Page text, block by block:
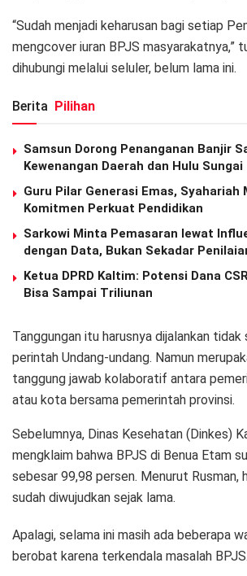
“Sudah menjadi keharusan bagi setiap
mengcover iuran BPJS masyarakatnya,”
dihubungi melalui seluler, belum lama ini.
Berita Pilihan
Samsun Dorong Penanganan Banjir
Kewenangan Daerah dan Hulu Sungai
Guru Pilar Generasi Emas, Syahariah
Komitmen Perkuat Pendidikan
Sarkowi Minta Pemasaran lewat
dengan Data, Bukan Sekadar
Ketua DPRD Kaltim: Potensi Dana
Bisa Sampai Triliunan
Tanggungan itu harusnya dijalankan
perintah Undang-undang. Namun
tanggung jawab kolaboratif antara
atau kota bersama pemerintah provinsi.
Sebelumnya, Dinas Kesehatan (Dinkes)
mengklaim bahwa BPJS di Benua Etam
sebesar 99,98 persen. Menurut Rusman,
sudah diwujudkan sejak lama.
Apalagi, selama ini masih ada beberapa
berobat karena terkendala masalah BPJS.